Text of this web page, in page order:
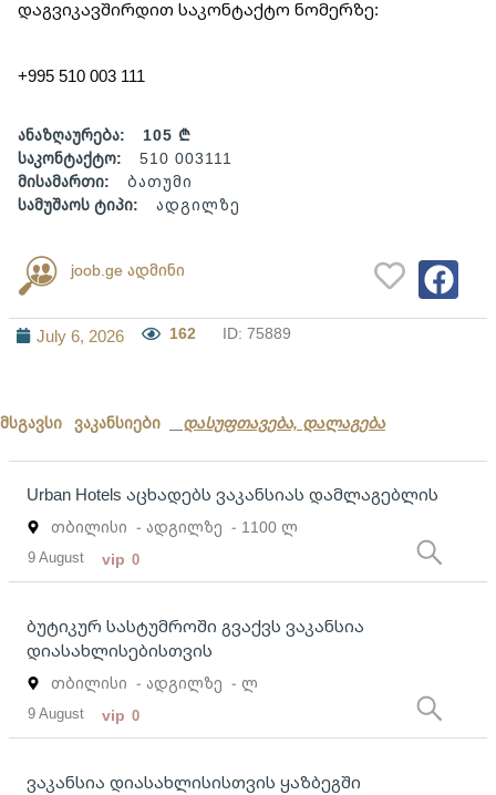
დაგვიკავშირდით საკონტაქტო ნომერზე:
+995 510 003 111
ანაზღაურება:
105 ₾
საკონტაქტო:
510 003111
მისამართი:
ბათუმი
სამუშაოს ტიპი:
ადგილზე
joob.ge ადმინი
July 6, 2026 162 ID: 75889
მსგავსი ვაკანსიები დასუფთავება, დალაგება
Urban Hotels აცხადებს ვაკანსიას დამლაგებლის
თბილისი - ადგილზე - 1100 ლ
9 August vip 0
ბუტიკურ სასტუმროში გვაქვს ვაკანსია
დიასახლისებისთვის
თბილისი - ადგილზე - ლ
9 August vip 0
ვაკანსია დიასახლისისთვის ყაზბეგში